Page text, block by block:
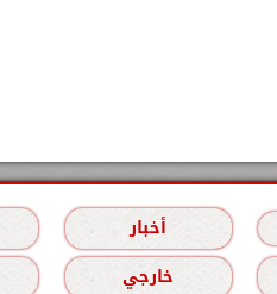
أخبار
خارجي